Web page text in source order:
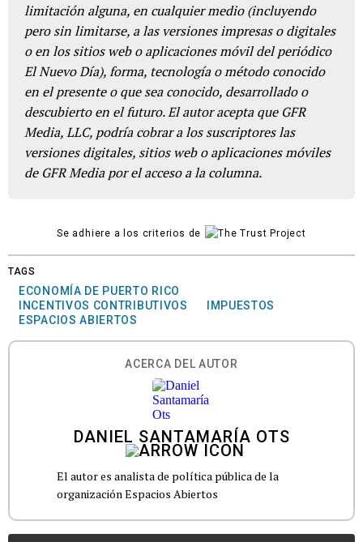
limitación alguna, en cualquier medio (incluyendo
pero sin limitarse, a las versiones impresas o digitales
o en los sitios web o aplicaciones móvil del periódico
El Nuevo Día), forma, tecnología o método conocido
en el presente o que sea conocido, desarrollado o
descubierto en el futuro. El autor acepta que GFR
Media, LLC, podría cobrar a los suscriptores las
versiones digitales, sitios web o aplicaciones móviles
de GFR Media por el acceso a la columna.
Se adhiere a los criterios de
TAGS
ECONOMÍA DE PUERTO RICO
INCENTIVOS CONTRIBUTIVOS
IMPUESTOS
ESPACIOS ABIERTOS
ACERCA DEL AUTOR
DANIEL SANTAMARÍA OTS
El autor es analista de política pública de la
organización Espacios Abiertos